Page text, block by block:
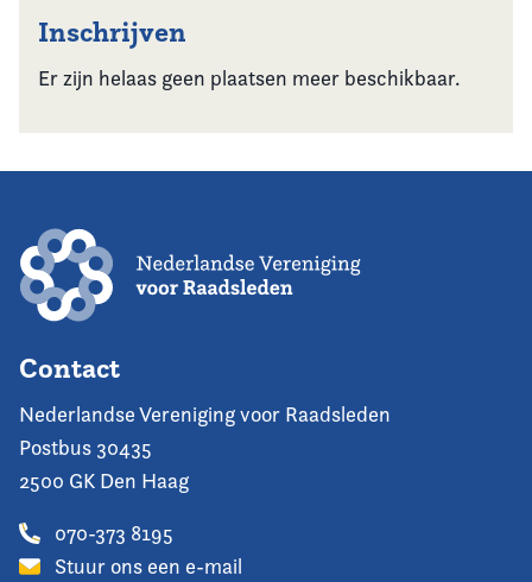
Inschrijven
Er zijn helaas geen plaatsen meer beschikbaar.
Contact
Nederlandse Vereniging voor Raadsleden
Postbus 30435
2500 GK Den Haag
070-373 8195
Stuur ons een e-mail